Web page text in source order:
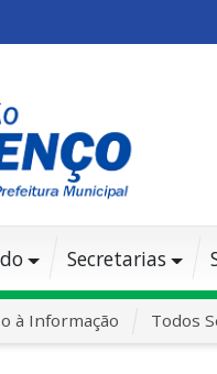
Secretarias
à Informação Todos